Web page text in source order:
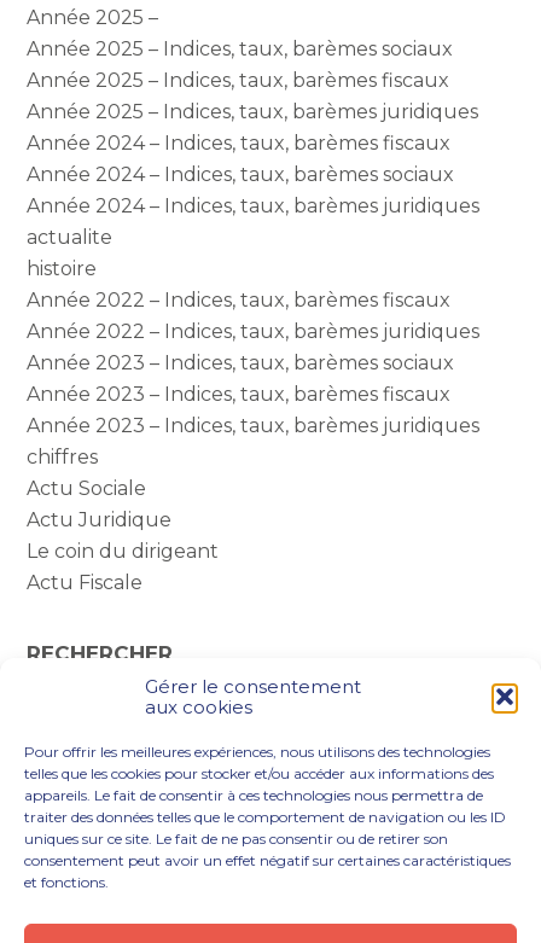
Gérer le consentement
aux cookies
Pour offrir les meilleures expériences, nous utilisons des technologies
telles que les cookies pour stocker et/ou accéder aux informations des
appareils. Le fait de consentir à ces technologies nous permettra de
traiter des données telles que le comportement de navigation ou les ID
uniques sur ce site. Le fait de ne pas consentir ou de retirer son
consentement peut avoir un effet négatif sur certaines caractéristiques
et fonctions.
Année 2025 –
Année 2025 – Indices, taux, barèmes sociaux
Année 2025 – Indices, taux, barèmes fiscaux
Année 2025 – Indices, taux, barèmes juridiques
Année 2024 – Indices, taux, barèmes fiscaux
Année 2024 – Indices, taux, barèmes sociaux
Année 2024 – Indices, taux, barèmes juridiques
actualite
histoire
Année 2022 – Indices, taux, barèmes fiscaux
Année 2022 – Indices, taux, barèmes juridiques
Année 2023 – Indices, taux, barèmes sociaux
Année 2023 – Indices, taux, barèmes fiscaux
Année 2023 – Indices, taux, barèmes juridiques
chiffres
Actu Sociale
Actu Juridique
Le coin du dirigeant
Actu Fiscale
RECHERCHER
Rechercher :
Principale